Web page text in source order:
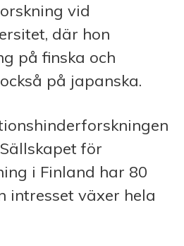
vid
där hon
på finska och
på japanska.
för
i Finland har 80
intresset växer hela